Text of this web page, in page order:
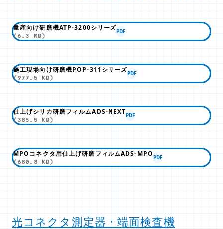
量産向け研磨機ATP-3200シリーズ
(6.3 MB)
PDF
施工現場向け研磨機POP-311シリーズ
(977.5 KB)
PDF
仕上げシリカ研磨フィルムADS-NEXT
(385.5 KB)
PDF
MPOコネクタ用仕上げ研磨フィルムADS-MPO
(680.8 KB)
PDF
光コネクタ測定器・端面検査機